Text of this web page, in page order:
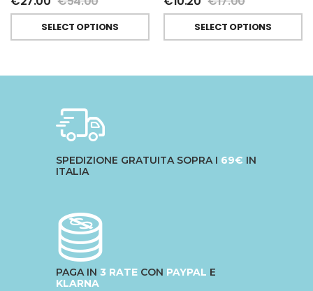
SELECT OPTIONS SELECT OPTIONS
SPEDIZIONE GRATUITA SOPRA I 69€ IN
ITALIA
PAGA IN 3 RATE CON PAYPAL E
KLARNA